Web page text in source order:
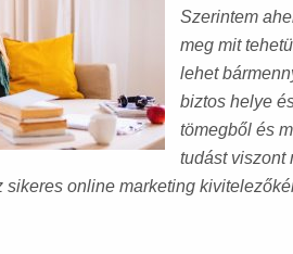
Szerintem
meg mit
lehet
biztos helye
tömegből és
tudást viszont
sikeres online marketing